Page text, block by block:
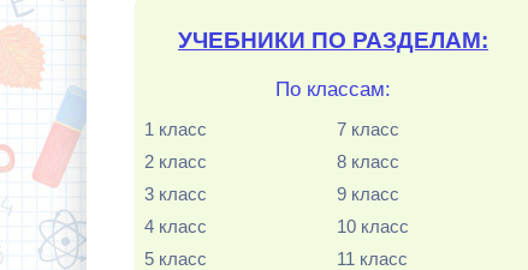
УЧЕБНИКИ ПО РАЗДЕЛАМ:
По классам:
1 класс
2 класс
3 класс
4 класс
5 класс
7 класс
8 класс
9 класс
10 класс
11 класс